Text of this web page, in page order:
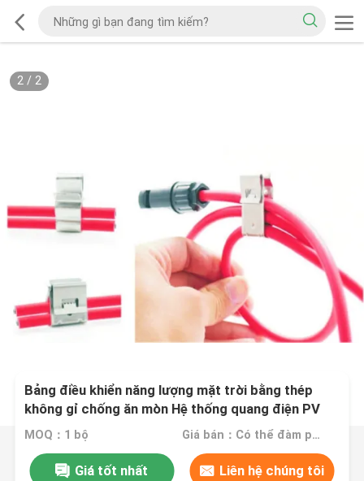
2/ 2
Bảng điều khiển năng lượng mặt trời bằng thép
không gỉ chống ăn mòn Hệ thống quang điện PV
Cáp cố định Clip
MOQ：1 bộ Giá bán：Có thể đàm phán
Giá tốt nhất Liên hệ chúng tôi